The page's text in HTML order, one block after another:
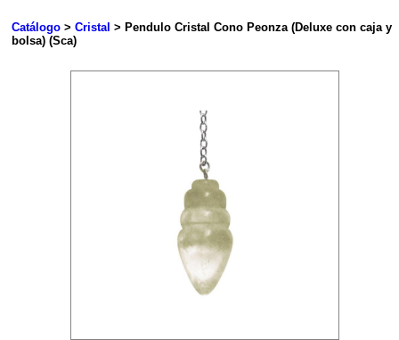
Catálogo> Cristal > Pendulo Cristal Cono Peonza (Deluxe con caja y
bolsa) (Sca)